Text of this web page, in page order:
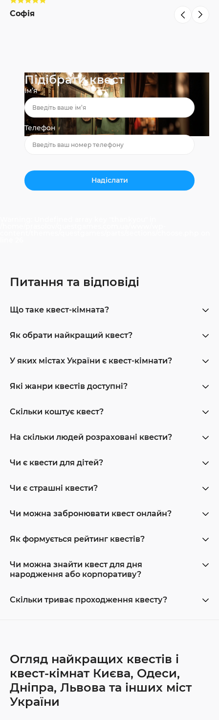
Софія
Підібрати квест
Ім’я
Телефон
Питання та відповіді
Що таке квест-кімната?
Як обрати найкращий квест?
У яких містах України є квест-кімнати?
Які жанри квестів доступні?
Скільки коштує квест?
На скільки людей розраховані квести?
Чи є квести для дітей?
Чи є страшні квести?
Чи можна забронювати квест онлайн?
Як формується рейтинг квестів?
Чи можна знайти квест для дня
народження або корпоративу?
Скільки триває проходження квесту?
Огляд найкращих квестів і
квест-кімнат Києва, Одеси,
Дніпра, Львова та інших міст
України